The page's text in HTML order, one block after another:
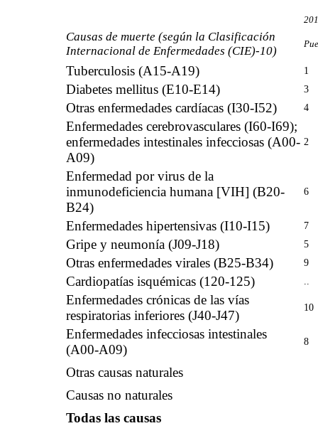
Causas de muerte (según la Clasificación
Internacional de Enfermedades (CIE)-10)
Tuberculosis (A15-A19) 1
Diabetes mellitus (E10-E14) 3
Otras enfermedades cardíacas (I30-I52) 4
Enfermedades cerebrovasculares (I60-I69);
enfermedades intestinales infecciosas (A00-
A09)
2
Enfermedad por virus de la
inmunodeficiencia humana [VIH] (B20-
B24)
6
Enfermedades hipertensivas (I10-I15) 7
Gripe y neumonía (J09-J18) 5
Otras enfermedades virales (B25-B34) 9
Cardiopatías isquémicas (120-125)
Enfermedades crónicas de las vías
respiratorias inferiores (J40-J47)
10
Enfermedades infecciosas intestinales
(A00-A09)
8
Otras causas naturales
Causas no naturales
Todas las causas